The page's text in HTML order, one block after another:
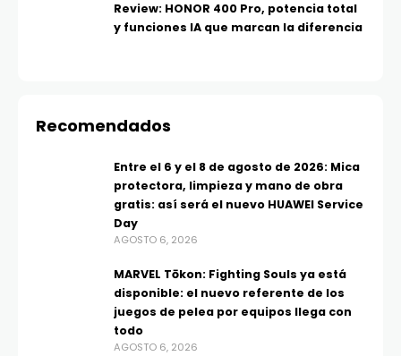
Review: HONOR 400 Pro, potencia total
y funciones IA que marcan la diferencia
Recomendados
Entre el 6 y el 8 de agosto de 2026: Mica
protectora, limpieza y mano de obra
gratis: así será el nuevo HUAWEI Service
Day
AGOSTO 6, 2026
MARVEL Tōkon: Fighting Souls ya está
disponible: el nuevo referente de los
juegos de pelea por equipos llega con
todo
AGOSTO 6, 2026